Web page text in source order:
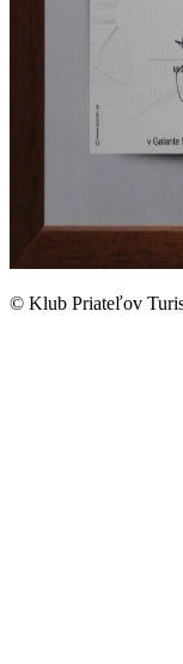
© Klub Priateľov